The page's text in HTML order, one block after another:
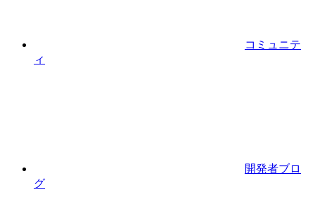
コミュニテ
ィ
開発者ブロ
グ